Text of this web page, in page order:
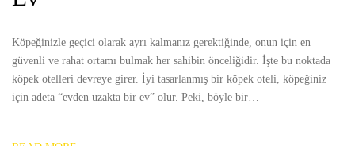
Köpeğinizle geçici olarak ayrı kalmanız gerektiğinde, onun için en
güvenli ve rahat ortamı bulmak her sahibin önceliğidir. İşte bu noktada
köpek otelleri devreye girer. İyi tasarlanmış bir köpek oteli, köpeğiniz
için adeta “evden uzakta bir ev” olur. Peki, böyle bir…